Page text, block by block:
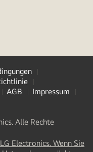
AGB
Impressum
Alle Rechte
Electronics. Wenn Sie